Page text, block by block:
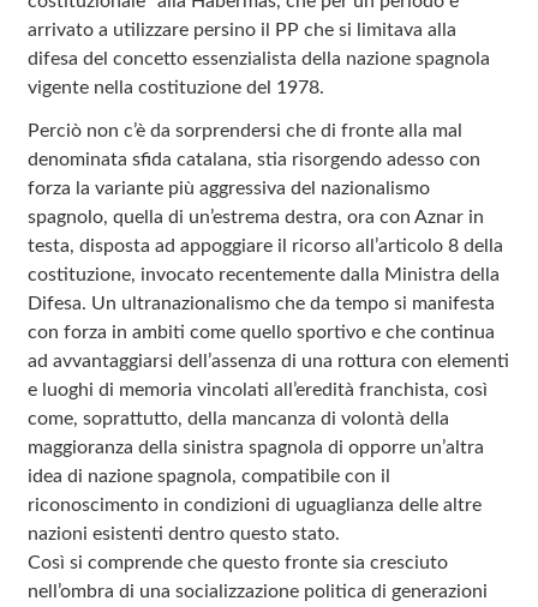
arrivato a utilizzare persino il PP che si limitava alla
difesa del concetto essenzialista della nazione spagnola
vigente nella costituzione del 1978.
Perciò non c’è da sorprendersi che di fronte alla mal
denominata sfida catalana, stia risorgendo adesso con
forza la variante più aggressiva del nazionalismo
spagnolo, quella di un’estrema destra, ora con Aznar in
testa, disposta ad appoggiare il ricorso all’articolo 8 della
costituzione, invocato recentemente dalla Ministra della
Difesa. Un ultranazionalismo che da tempo si manifesta
con forza in ambiti come quello sportivo e che continua
ad avvantaggiarsi dell’assenza di una rottura con elementi
e luoghi di memoria vincolati all’eredità franchista, così
come, soprattutto, della mancanza di volontà della
maggioranza della sinistra spagnola di opporre un’altra
idea di nazione spagnola, compatibile con il
riconoscimento in condizioni di uguaglianza delle altre
nazioni esistenti dentro questo stato.
Così si comprende che questo fronte sia cresciuto
nell’ombra di una socializzazione politica di generazioni